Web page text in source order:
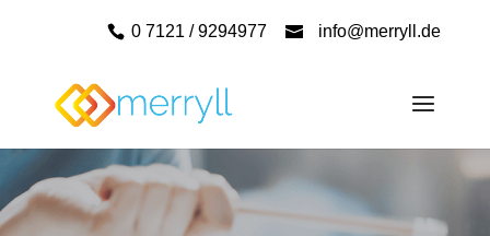
0 7121 / 9294977 info@merryll.de